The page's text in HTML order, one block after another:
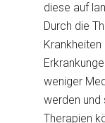
diese auf
Durch die
weniger
werden und
Therapien